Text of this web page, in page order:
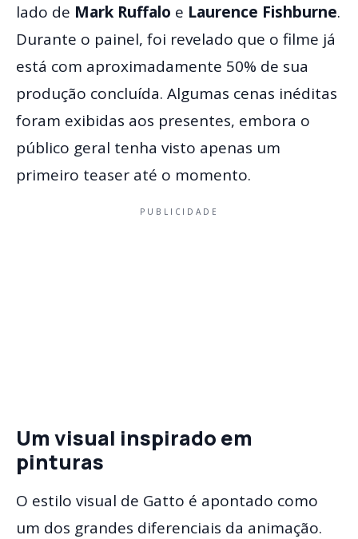
lado de Mark Ruffalo e Laurence Fishburne.
Durante o painel, foi revelado que o filme já
está com aproximadamente 50% de sua
produção concluída. Algumas cenas inéditas
foram exibidas aos presentes, embora o
público geral tenha visto apenas um
primeiro teaser até o momento.
PUBLICIDADE
Um visual inspirado em
pinturas
O estilo visual de Gatto é apontado como
um dos grandes diferenciais da animação.